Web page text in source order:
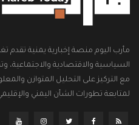
مأرب اليوم منصة إخبارية يمنية تقدم
السياسية والاقتصادية والاجتماعية،
مع التركيز على التحليل المتوازن
لمتابعة تطورات الشأن اليمني